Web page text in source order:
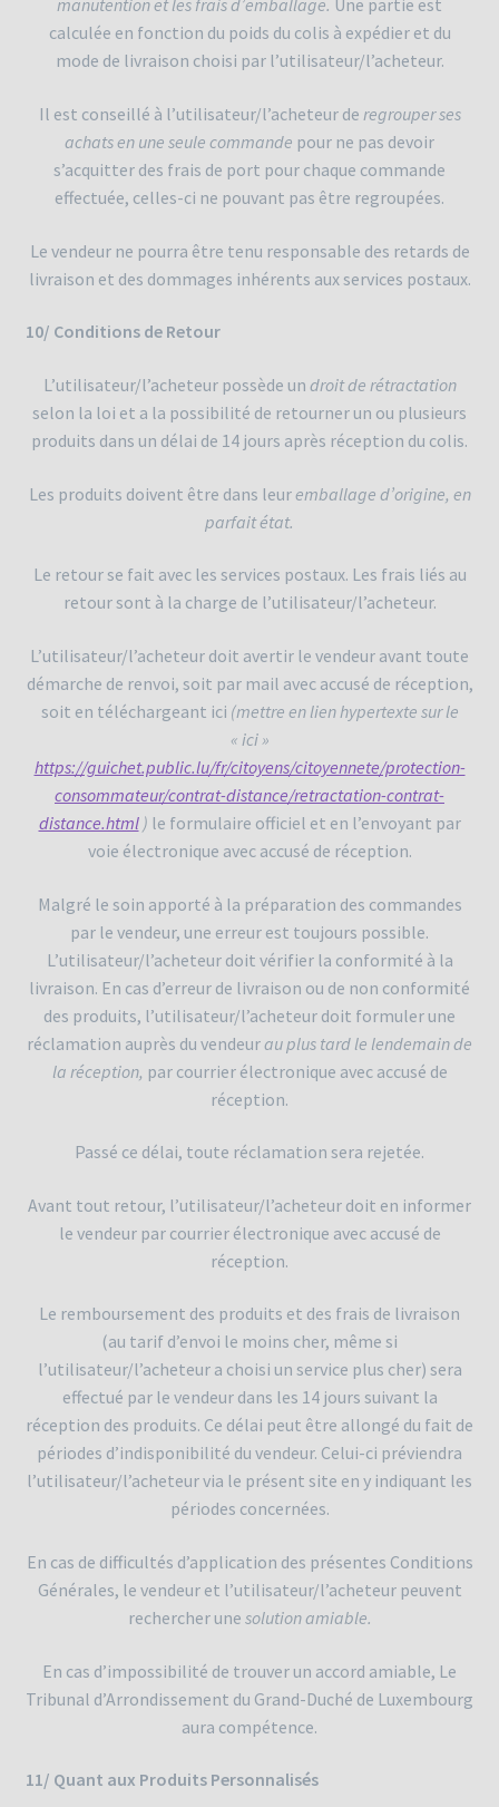
manutention et les frais d’emballage. Une partie est
calculée en fonction du poids du colis à expédier et du
mode de livraison choisi par l’utilisateur/l’acheteur.
Il est conseillé à l’utilisateur/l’acheteur de regrouper ses
achats en une seule commande pour ne pas devoir
s’acquitter des frais de port pour chaque commande
effectuée, celles-ci ne pouvant pas être regroupées.
Le vendeur ne pourra être tenu responsable des retards de
livraison et des dommages inhérents aux services postaux.
10/ Conditions de Retour
L’utilisateur/l’acheteur possède un droit de rétractation
selon la loi et a la possibilité de retourner un ou plusieurs
produits dans un délai de 14 jours après réception du colis.
Les produits doivent être dans leuremballage d’origine, en
parfait état.
Le retour se fait avec les services postaux. Les frais liés au
retour sont à la charge de l’utilisateur/l’acheteur.
L’utilisateur/l’acheteur doit avertir le vendeur avant toute
démarche de renvoi, soit par mail avec accusé de réception,
soit en téléchargeant ici (mettre en lien hypertexte sur le
« ici »
https://guichet.public.lu/fr/citoyens/citoyennete/protection-
consommateur/contrat-distance/retractation-contrat-
distance.html) le formulaire officiel et en l’envoyant par
voie électronique avec accusé de réception.
Malgré le soin apporté à la préparation des commandes
par le vendeur, une erreur est toujours possible.
L’utilisateur/l’acheteur doit vérifier la conformité à la
livraison. En cas d’erreur de livraison ou de non conformité
des produits, l’utilisateur/l’acheteur doit formuler une
réclamation auprès du vendeurau plus tard le lendemain de
la réception, par courrier électronique avec accusé de
réception.
Passé ce délai, toute réclamation sera rejetée.
Avant tout retour, l’utilisateur/l’acheteur doit en informer
le vendeur par courrier électronique avec accusé de
réception.
Le remboursement des produits et des frais de livraison
(au tarif d’envoi le moins cher, même si
l’utilisateur/l’acheteur a choisi un service plus cher) sera
effectué par le vendeur dans les 14 jours suivant la
réception des produits. Ce délai peut être allongé du fait de
périodes d’indisponibilité du vendeur. Celui-ci préviendra
l’utilisateur/l’acheteur via le présent site en y indiquant les
périodes concernées.
En cas de difficultés d’application des présentes Conditions
Générales, le vendeur et l’utilisateur/l’acheteur peuvent
rechercher une solution amiable.
En cas d’impossibilité de trouver un accord amiable, Le
Tribunal d’Arrondissement du Grand-Duché de Luxembourg
aura compétence.
11/ Quant aux Produits Personnalisés